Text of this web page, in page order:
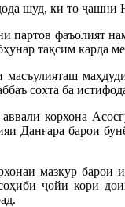
шуд, ки то ҷашни
партов фаъолият
тақсим карда
сохта ба
корхона
Данғара барои
мазкур барои
ҷойи кори